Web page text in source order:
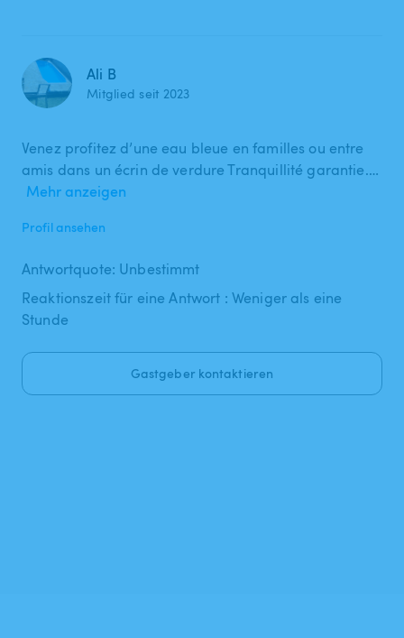
Ali B
Mitglied seit 2023
Venez profitez d’une eau bleue en familles ou entre
amis dans un écrin de verdure Tranquillité garantie.…
Mehr anzeigen
Profil ansehen
Antwortquote: Unbestimmt
Reaktionszeit für eine Antwort : Weniger als eine
Stunde
Gastgeber kontaktieren